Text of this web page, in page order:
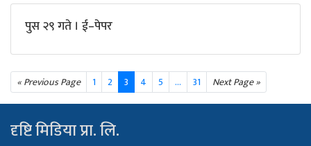
पुस २९ गते । ई–पेपर
« Previous Page 1 2 3 4 5 ... 31 Next Page »
दृष्टि मिडिया प्रा. लि.